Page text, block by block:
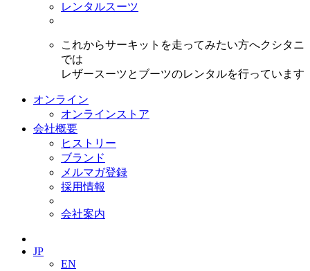
レンタルスーツ
これからサーキットを走ってみたい方へクシタニ
では
レザースーツとブーツのレンタルを行っています
オンライン
オンラインストア
会社概要
ヒストリー
ブランド
メルマガ登録
採用情報
会社案内
JP
EN